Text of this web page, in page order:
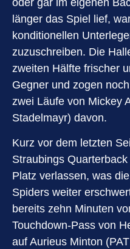
länger das Spiel lief,
konditionellen
zuzuschreiben. Die
zweiten Hälfte frischer
Gegner und zogen
zwei Läufe von Mickey
Stadelmayr) davon.
Kurz vor dem letzten
Straubings
Platz verlassen, was
Spiders weiter
bereits zehn Minuten
Touchdown-Pass von
auf Aurieus Minton